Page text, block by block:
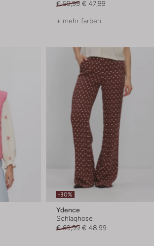
€ 59,99 € 47,99
+ mehr farben
-30%
Ydence
Schlaghose
€ 69,99 € 48,99